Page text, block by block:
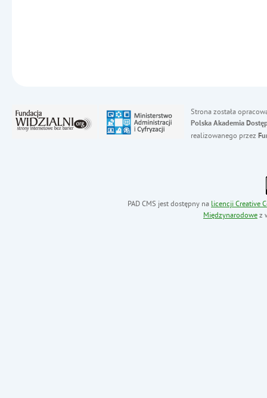
Strona została
Polska Akademia
realizowanego przez
PAD CMS jest dostępny na licencji Creative
Międzynarodowe z